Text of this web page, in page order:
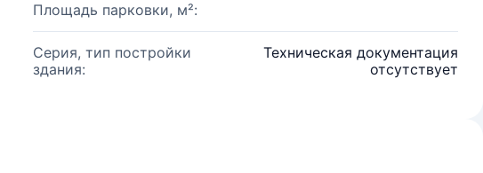
Площадь парковки, м²:
Серия, тип постройки
здания:
Техническая документация
отсутствует